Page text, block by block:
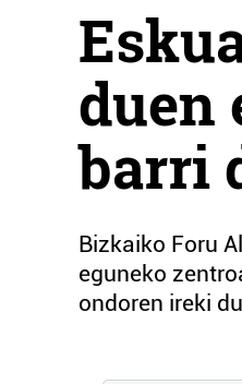
duen
barri
Bizkaiko Foru
eguneko
ondoren ireki